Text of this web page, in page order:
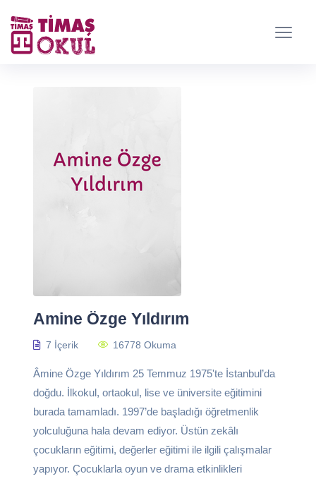
Amine Özge Yıldırım
7 İçerik 16778 Okuma
Âmine Özge Yıldırım 25 Temmuz 1975'te İstanbul’da
doğdu. İlkokul, ortaokul, lise ve üniversite eğitimini
burada tamamladı. 1997’de başladığı öğretmenlik
yolculuğuna hala devam ediyor. Üstün zekâlı
çocukların eğitimi, değerler eğitimi ile ilgili çalışmalar
yapıyor. Çocuklarla oyun ve drama etkinlikleri